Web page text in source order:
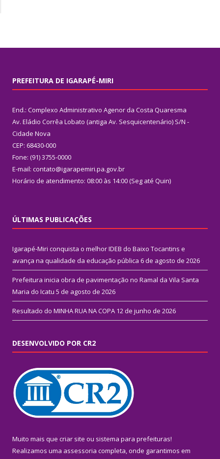
PREFEITURA DE IGARAPÉ-MIRI
End.: Complexo Administrativo Agenor da Costa Quaresma
Av. Eládio Corrêa Lobato (antiga Av. Sesquicentenário) S/N -
Cidade Nova
CEP: 68430-000
Fone: (91) 3755-0000
E-mail: contato@igarapemiri.pa.gov.br
Horário de atendimento: 08:00 às 14:00 (Seg até Quin)
ÚLTIMAS PUBLICAÇÕES
Igarapé-Miri conquista o melhor IDEB do Baixo Tocantins e
avança na qualidade da educação pública 6 de agosto de 2026
Prefeitura inicia obra de pavimentação no Ramal da Vila Santa
Maria do Icatu 5 de agosto de 2026
Resultado do MINHA RUA NA COPA 12 de junho de 2026
DESENVOLVIDO POR CR2
Muito mais que criar site ou sistema para prefeituras!
Realizamos uma assessoria completa, onde garantimos em